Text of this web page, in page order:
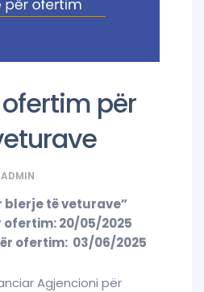
për
ADMIN
blerje të veturave”
ofertim: 20/05/2025
ofertim: 03/06/2025
Agjencioni për